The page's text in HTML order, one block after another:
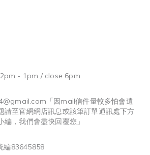
- 1pm / close 6pm
「因mail信件量較多怕會遺
請至官網網店訊息或該筆訂單通訊處下方
，我們會盡快回覆您」
編83645858